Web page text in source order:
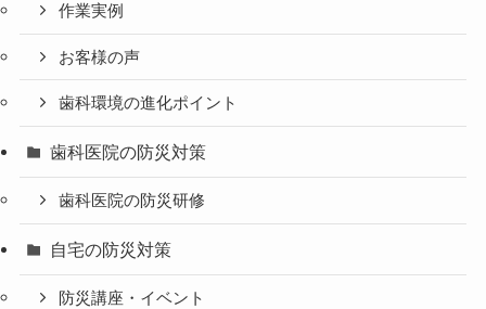
作業実例
お客様の声
歯科環境の進化ポイント
歯科医院の防災対策
歯科医院の防災研修
自宅の防災対策
防災講座・イベント